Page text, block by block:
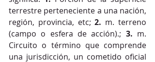
terrestre perteneciente a una nación,
región, provincia, etc; 2. m. terreno
(campo o esfera de acción).; 3. m.
Circuito o término que comprende
una jurisdicción, un cometido oficial